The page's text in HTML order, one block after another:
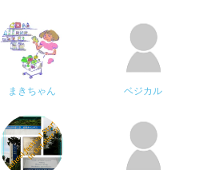
まきちゃん ベジカル